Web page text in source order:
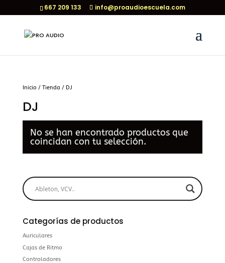
667 209 133 info@proaudioescuela.com
Inicio / Tienda/ DJ
DJ
No se han encontrado productos que
coincidan con tu selección.
Categorías de productos
Auriculares
Cajas de Ritmo
Controladores